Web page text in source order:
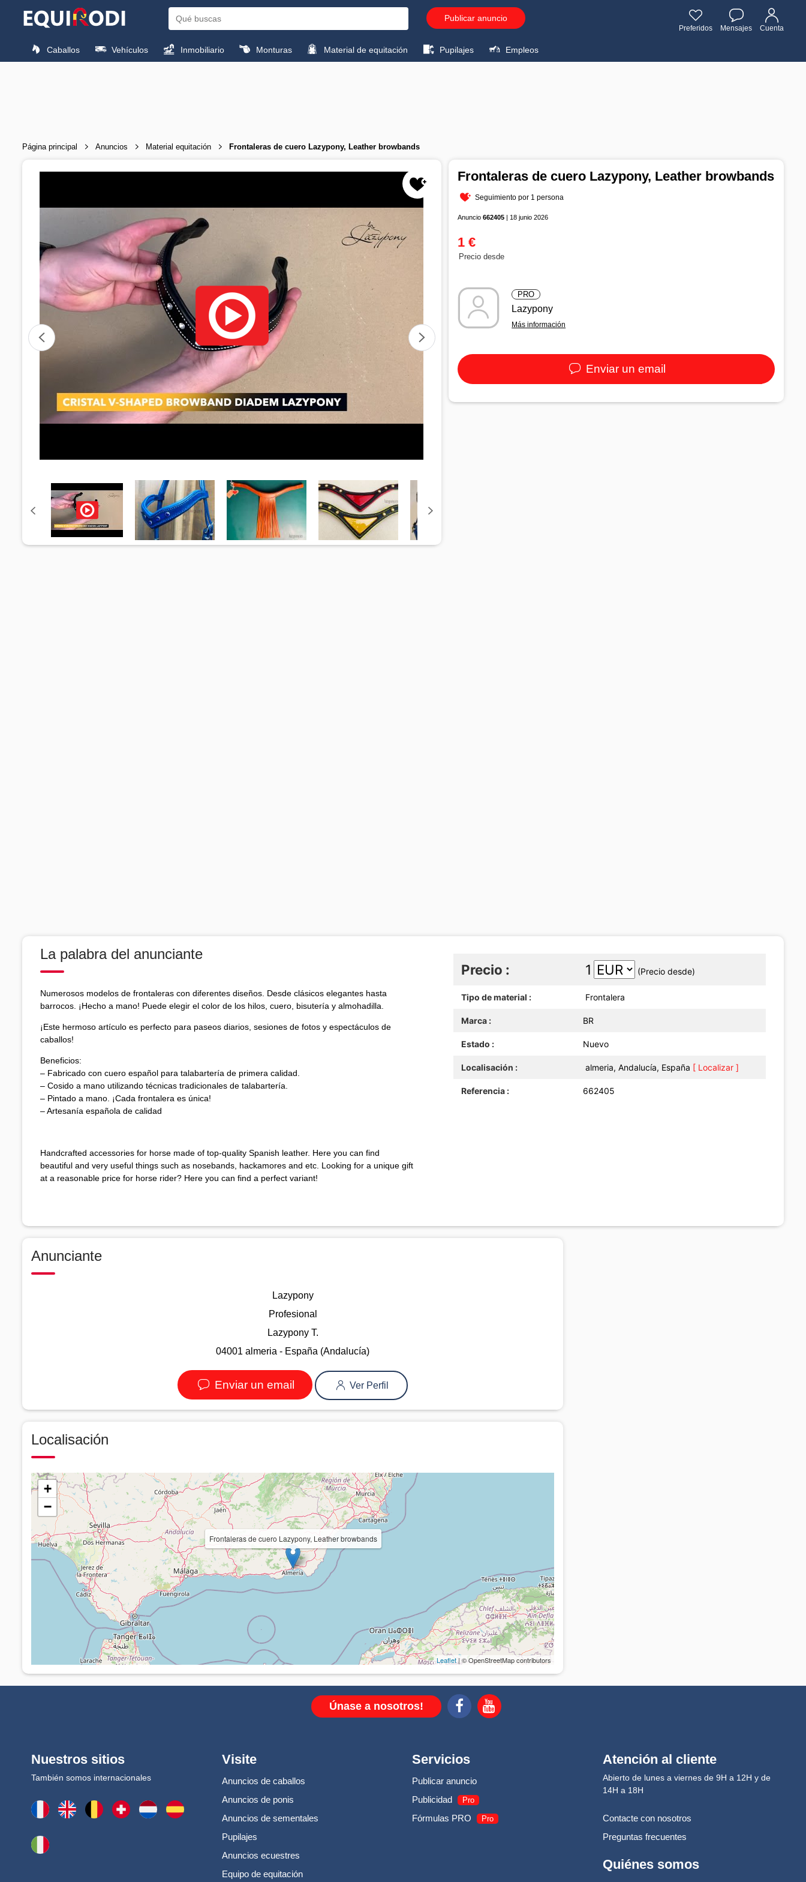
Publicar anuncio
Preferidos Mensajes Cuenta
Caballos Vehículos Inmobiliario Monturas Material de equitación Pupilajes Empleos
Página principal Anuncios Material equitación Frontaleras de cuero Lazypony, Leather browbands
Frontaleras de cuero Lazypony, Leather browbands
Seguimiento por 1 persona
Anuncio662405 | 18 junio 2026
1 €
Precio desde
PRO
Lazypony
Más información
Enviar un email
La palabra del anunciante
Numerosos modelos de frontaleras con diferentes diseños. Desde clásicos elegantes hasta
barrocos. ¡Hecho a mano! Puede elegir el color de los hilos, cuero, bisutería y almohadilla.
¡Este hermoso artículo es perfecto para paseos diarios, sesiones de fotos y espectáculos de
caballos!
Beneficios:
– Fabricado con cuero español para talabartería de primera calidad.
– Cosido a mano utilizando técnicas tradicionales de talabartería.
– Pintado a mano. ¡Cada frontalera es única!
– Artesanía española de calidad
Handcrafted accessories for horse made of top-quality Spanish leather. Here you can find
beautiful and very useful things such as nosebands, hackamores and etc. Looking for a unique gift
at a reasonable price for horse rider? Here you can find a perfect variant!
Precio : 1 (Precio desde)
Tipo de material : Frontalera
Marca : BR
Estado : Nuevo
Localisación : almeria, Andalucía, España [ Localizar ]
Referencia : 662405
Anunciante
Lazypony
Profesional
Lazypony T.
04001 almeria - España (Andalucía)
Enviar un email Ver Perfil
Localisación
Frontaleras de cuero Lazypony, Leather browbands
+
−
Leaflet| © OpenStreetMap contributors
Únase a nosotros!
Nuestros sitios
También somos internacionales
Visite
Anuncios de caballos
Anuncios de ponis
Anuncios de sementales
Pupilajes
Anuncios ecuestres
Equipo de equitación
Servicios
Publicar anuncio
Publicidad
Pro
Fórmulas PRO Pro
Atención al cliente
Abierto de lunes a viernes de 9H a 12H y de
14H a 18H
Contacte con nosotros
Preguntas frecuentes
Quiénes somos